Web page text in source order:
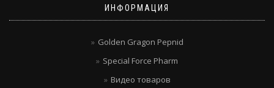
ИНФОРМАЦИЯ
Golden Gragon Pepnid
Special Force Pharm
Видео товаров